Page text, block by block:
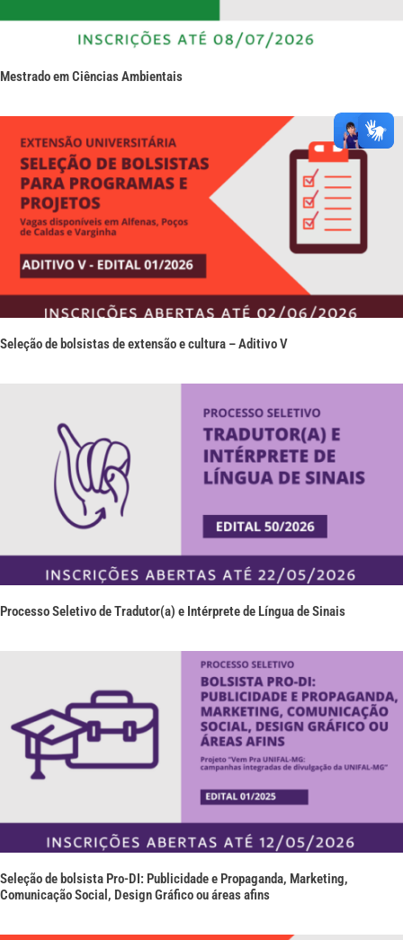
Mestrado em Ciências Ambientais
Seleção de bolsistas de extensão e cultura – Aditivo V
Processo Seletivo de Tradutor(a) e Intérprete de Língua de Sinais
Seleção de bolsista Pro-DI: Publicidade e Propaganda, Marketing,
Comunicação Social, Design Gráfico ou áreas afins